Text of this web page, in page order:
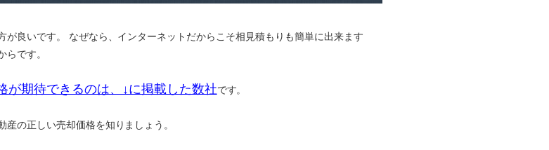
良いです。 なぜなら、インターネットだからこそ相見積もりも簡単に出来ます
です。
が期待できるのは、↓に掲載した数社です。
の正しい売却価格を知りましょう。